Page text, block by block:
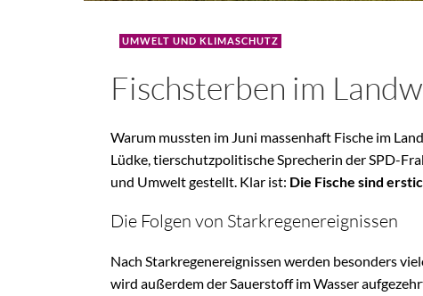
UMWELT UND KLIMASCHUTZ
Fischsterben im
Warum mussten im Juni massenhaft Fische im
Lüdke, tierschutzpolitische Sprecherin der SPD-
und Umwelt gestellt. Klar ist: Die Fische sind
Die Folgen von Starkregenereignissen
Nach Starkregenereignissen werden besonders
wird außerdem der Sauerstoff im Wasser